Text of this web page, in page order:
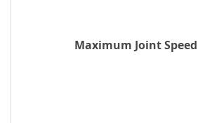
Maximum Joint Speed